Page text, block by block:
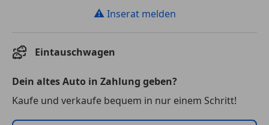
⚠ Inserat melden
Eintauschwagen
Dein altes Auto in Zahlung geben?
Kaufe und verkaufe bequem in nur einem Schritt!